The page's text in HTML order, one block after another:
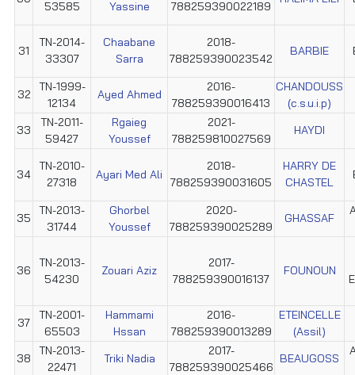
53585
Yassine
788259390022189
31
TN-2014-
33307
Chaabane
Sarra
2018-
788259390023542
BARBIE
32
TN-1999-
12134
Ayed Ahmed
2016-
788259390016413
CHANDOUSS
(c.s.u.i.p)
33
TN-2011-
59427
Rgaieg
Youssef
2021-
788259810027569
HAYDI
34
TN-2010-
27318
Ayari Med Ali
2018-
788259390031605
HARRY DE
CHASTEL
35
TN-2013-
31744
Ghorbel
Youssef
2020-
788259390025289
GHASSAF
36
TN-2013-
54230
Zouari Aziz
2017-
788259390016137
FOUNOUN
37
TN-2001-
65503
Hammami
Hssan
2016-
788259390013289
ETEINCELLE
(Assil)
38
TN-2013-
22471
Triki Nadia
2017-
788259390025466
BEAUGOSS